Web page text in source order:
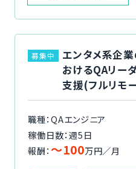
募集中
エンタメ系企
おけるQAリー
支援(フルリモ
職種：QAエンジニア
稼働日数：週5日
報酬： 〜100万円／月